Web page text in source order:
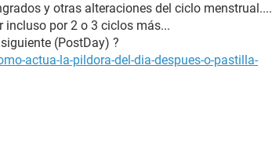
y otras alteraciones del ciclo menstrual....
incluso por 2 o 3 ciclos más...
(PostDay) ?
actua-la-pildora-del-dia-despues-o-pastilla-